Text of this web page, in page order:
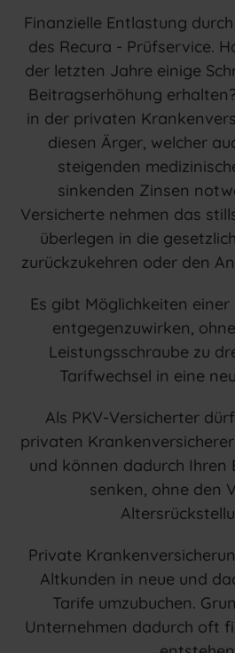
Finanzielle Entlastung
des Recura - Prüfservice.
der letzten Jahre einige
Beitragserhöhung
in der privaten
diesen Ärger, welcher
steigenden
sinkenden Zinsen
Versicherte nehmen das
überlegen in die
zurückzukehren oder den
Es gibt Möglichkeiten
entgegenzuwirken,
Leistungsschraube zu
Tarifwechsel in eine
Als PKV-Versicherter
privaten
und können dadurch Ihren
senken, ohne den
Private
Altkunden in neue und
Tarife umzubuchen.
Unternehmen dadurch oft